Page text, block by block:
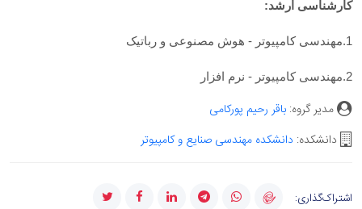
کارشناسی ارشد:
1.مهندسی کامپیوتر - هوش مصنوعی و رباتیک
2.مهندسی کامپیوتر - نرم افزار
مدیر گروه: باقر رحیم پورکامی
دانشکده: دانشکده مهندسی صنایع و کامپیوتر
اشتراک‌گذاری: